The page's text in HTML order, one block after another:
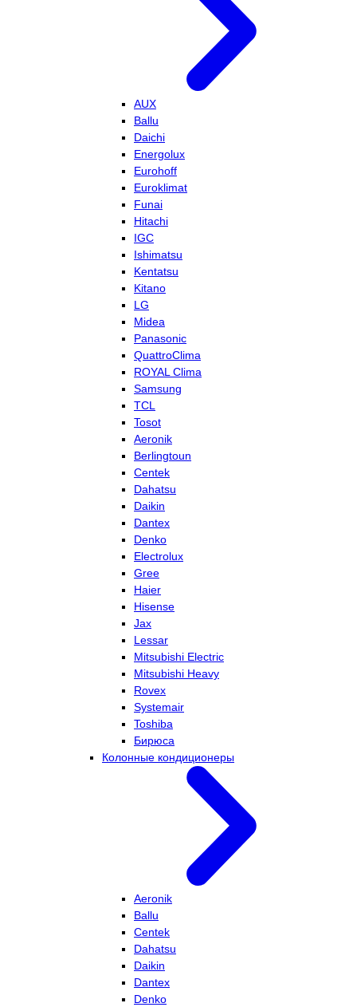
AUX
Ballu
Daichi
Energolux
Eurohoff
Euroklimat
Funai
Hitachi
IGC
Ishimatsu
Kentatsu
Kitano
LG
Midea
Panasonic
QuattroClima
ROYAL Clima
Samsung
TCL
Tosot
Aeronik
Berlingtoun
Centek
Dahatsu
Daikin
Dantex
Denko
Electrolux
Gree
Haier
Hisense
Jax
Lessar
Mitsubishi Electric
Mitsubishi Heavy
Rovex
Systemair
Toshiba
Бирюса
Колонные кондиционеры
Aeronik
Ballu
Centek
Dahatsu
Daikin
Dantex
Denko